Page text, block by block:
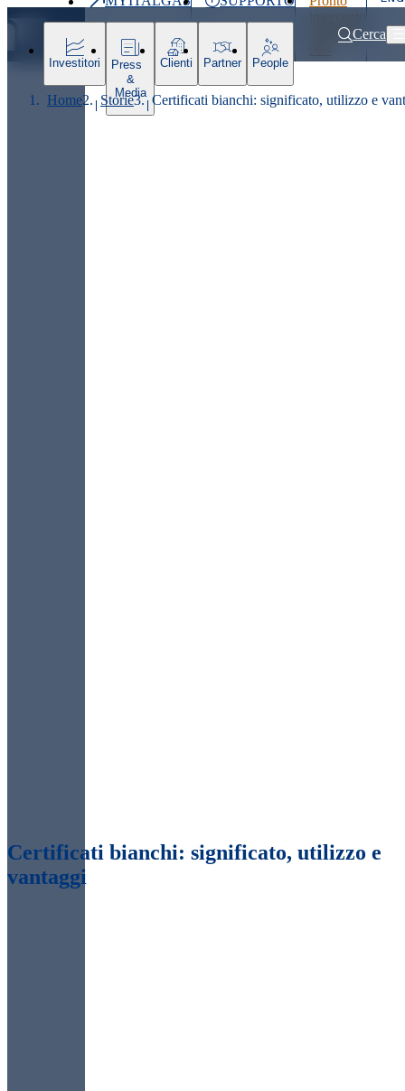
Ultimo
800 900Cerca
Investitori
Press
&
Media
Clienti Partner People
Home Storie Certificati bianchi: significato, utilizzo e
Certificati bianchi: significato, utilizzo e
vantaggi